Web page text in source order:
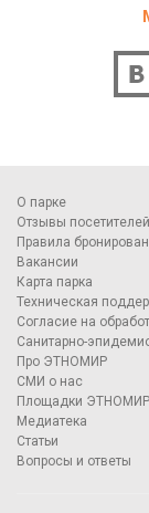
О парке
Отзывы посетителей
Правила
Вакансии
Карта парка
Техническая
Согласие на
Санитарно-
Про ЭТНОМИР
СМИ о нас
Площадки
Медиатека
Статьи
Вопросы и ответы